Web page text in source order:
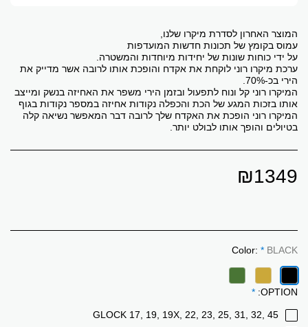
ערכת מיקרו רוני לוקחת את אקדח והופכת אותו לרובה אשר מדייק את
המיקרו רוני קל ונוח לתפעול ובזמן הירי משפר את האחיזה בנשק ומייצב
המיקרו רוני ‏הופכת את האקדח שלך לרובה דבר המאפשר נשיאה קלה
בטיולים והופך אותו לבולט יותר.
₪1349
Color: * BLACK
OPTION:
*
GLOCK 17, 19, 19X, 22, 23, 25, 31, 32, 45